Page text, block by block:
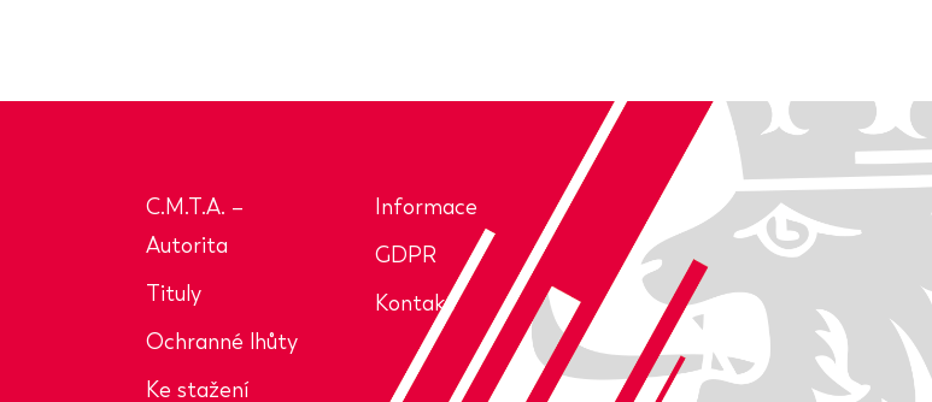
C.M.T.A. –
Autorita
Tituly
Ochranné lhůty
Ke stažení
Informace
GDPR
Kontakt